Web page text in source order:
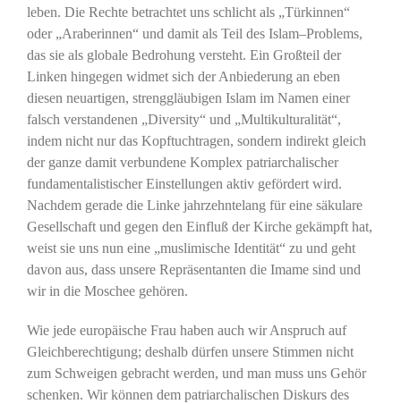
leben. Die Rechte betrachtet uns schlicht als „Türkinnen“
oder „Araberinnen“ und damit als Teil des Islam–Problems,
das sie als globale Bedrohung versteht. Ein Großteil der
Linken hingegen widmet sich der Anbiederung an eben
diesen neuartigen, strenggläubigen Islam im Namen einer
falsch verstandenen „Diversity“ und „Multikulturalität“,
indem nicht nur das Kopftuchtragen, sondern indirekt gleich
der ganze damit verbundene Komplex patriarchalischer
fundamentalistischer Einstellungen aktiv gefördert wird.
Nachdem gerade die Linke jahrzehntelang für eine säkulare
Gesellschaft und gegen den Einfluß der Kirche gekämpft hat,
weist sie uns nun eine „muslimische Identität“ zu und geht
davon aus, dass unsere Repräsentanten die Imame sind und
wir in die Moschee gehören.
Wie jede europäische Frau haben auch wir Anspruch auf
Gleichberechtigung; deshalb dürfen unsere Stimmen nicht
zum Schweigen gebracht werden, und man muss uns Gehör
schenken. Wir können dem patriarchalischen Diskurs des